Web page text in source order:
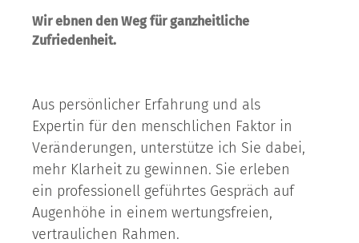
Wir ebnen den Weg für ganzheitliche
Zufriedenheit.
Aus persönlicher Erfahrung und als
Expertin für den menschlichen Faktor in
Veränderungen, unterstütze ich Sie dabei,
mehr Klarheit zu gewinnen. Sie erleben
ein professionell geführtes Gespräch auf
Augenhöhe in einem wertungsfreien,
vertraulichen Rahmen.